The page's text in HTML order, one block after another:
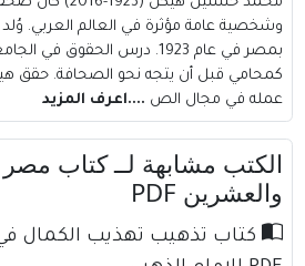
وشخصية عامة مؤثرة في العالم العربي.
بمصر في عام 1923. درس الحقوق
كمحامي قبل أن يتجه نحو الصحافة.
عمله في مجال الص ....اعرف المزيد
الكتب مشابهة لــ كتاب مصر
والعشرين PDF